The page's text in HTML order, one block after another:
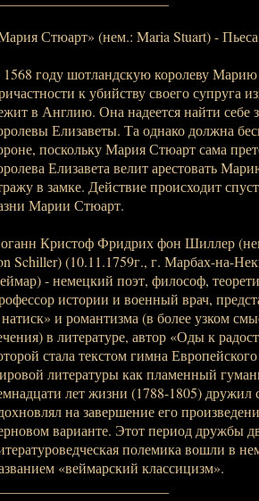
Стюарт» (нем.: Maria Stuart) -
году шотландскую королеву Марию
к убийству своего супруга
в Англию. Она надеется найти себе
Елизаветы. Та однако должна
поскольку Мария Стюарт сама
Елизавета велит арестовать
в замке. Действие происходит
Марии Стюарт.
Кристоф Фридрих фон Шиллер
Schiller) (10.11.1759г., г. Марбах-на-
- немецкий поэт, философ,
истории и военный врач,
и романтизма (в более узком
в литературе, автор «Оды к
стала текстом гимна
литературы как пламенный
лет жизни (1788-1805) дружил
на завершение его
варианте. Этот период дружбы
полемика вошли в
«веймарский классицизм».